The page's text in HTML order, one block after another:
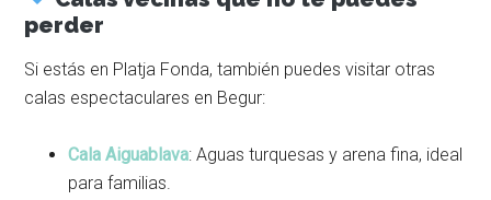
perder
Si estás en Platja Fonda, también puedes visitar otras
calas espectaculares en Begur:
Cala Aiguablava: Aguas turquesas y arena fina, ideal
para familias.